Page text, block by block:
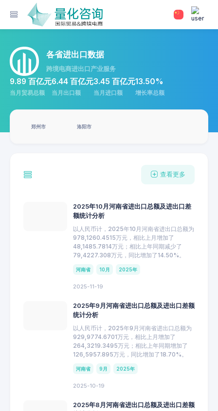
各省进出口数据
跨境电商进出口产业服务
9.89 百亿元
当月贸易总额
6.44 百亿元
当月出口额
3.45 百亿元
当月进口额
13.50%
增长率总额
郑州市 洛阳市
查看更多
2025年10月河南省进出口总额及进出口差
额统计分析
以人民币计，2025年10月河南省进出口总额为
978,1260.4515万元，相比上月增加了
48,1485.7814万元；相比上年同期减少了
79,4227.308万元，同比增加了14.50%。
河南省 10月 2025年
2025-11-19
2025年9月河南省进出口总额及进出口差额
统计分析
以人民币计，2025年9月河南省进出口总额为
929,9774.6701万元，相比上月增加了
264,3219.3495万元；相比上年同期增加了
126,5957.895万元，同比增加了18.70%。
河南省 9月 2025年
2025-10-19
2025年8月河南省进出口总额及进出口差额